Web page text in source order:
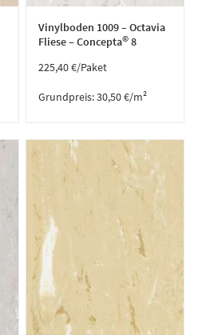
Vinylboden 1009 – Octavia
Fliese – Concepta© 8
225,40€/Paket
Grundpreis:30,50€/m²